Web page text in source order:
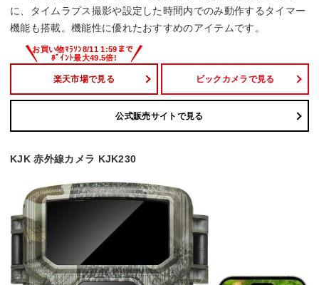
に、タイムラプス撮影や設定した時間内でのみ動作するタイマー
機能も搭載。機能性に優れたおすすめのアイテムです。
楽天市場で見る ビックカメラで見る
公式販売サイトで見る
KJK 赤外線カメラ KJK230